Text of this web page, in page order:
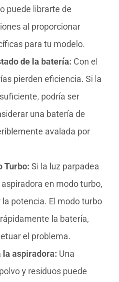
puede librarte de
al proporcionar
para tu modelo.
de la batería: Con el
pierden eficiencia. Si la
podría ser
una batería de
avalada por
Turbo: Si la luz parpadea
en modo turbo,
potencia. El modo turbo
la batería,
el problema.
aspiradora: Una
y residuos puede